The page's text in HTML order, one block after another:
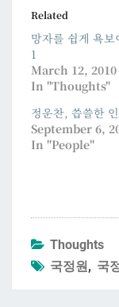
Related
망자를 쉽게 욕보
1
March 12, 2010
In "Thoughts"
정운찬, 씁쓸한
September 6,
In "People"
Thoughts
국정원, 국